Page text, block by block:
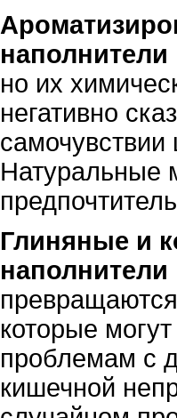
наполнители
но их
негативно
Натуральные
Глиняные и
наполнители
которые
проблемам с
кишечной